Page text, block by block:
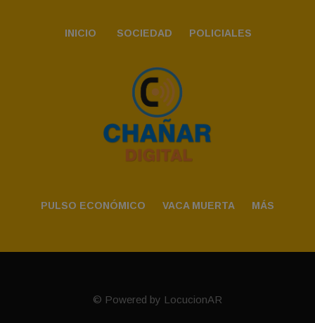
INICIO SOCIEDAD POLICIALES
PULSO ECONÓMICO VACA MUERTA MÁS
© Powered by LocucionAR